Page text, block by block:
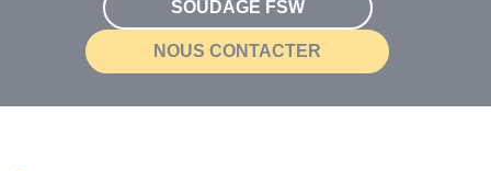
SOUDAGE FSW
NOUS CONTACTER